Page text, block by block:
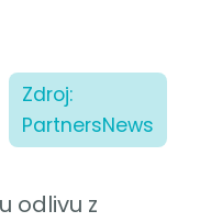
Zdroj:
PartnersNews
odlivu z